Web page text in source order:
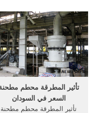
تأثير المطرقة محطم
السعر في السودان
تأثير المطرقة محطم مطحنة